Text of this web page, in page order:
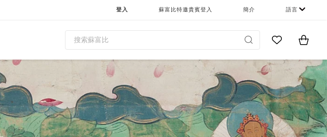
登入 蘇富比特邀貴賓登入 簡介 語言
Go to MyItems